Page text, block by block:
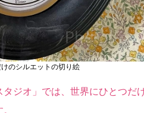
のシルエットの切り絵
ジオ」では、世界にひとつだ